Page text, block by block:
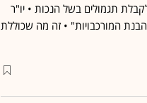
תגמולים בשל הנכות • יו"ר
המורכבויות" • זה מה שכוללת